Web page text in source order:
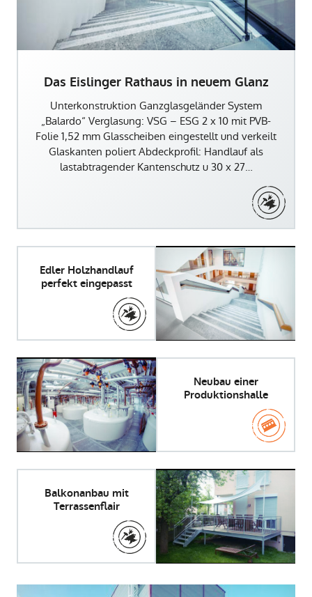
Das Eislinger Rathaus in neuem Glanz
Unterkonstruktion Ganzglasgeländer System
„Balardo“ Verglasung: VSG – ESG 2 x 10 mit PVB-
Folie 1,52 mm Glasscheiben eingestellt und verkeilt
Glaskanten poliert Abdeckprofil: Handlauf als
lastabtragender Kantenschutz u 30 x 27…
Edler Holzhandlauf
perfekt eingepasst
Neubau einer
Produktionshalle
Balkonanbau mit
Terrassenflair